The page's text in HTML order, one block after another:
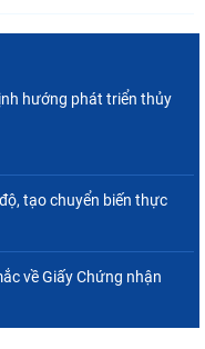
hướng phát triển thủy
tạo chuyển biến thực
về Giấy Chứng nhận